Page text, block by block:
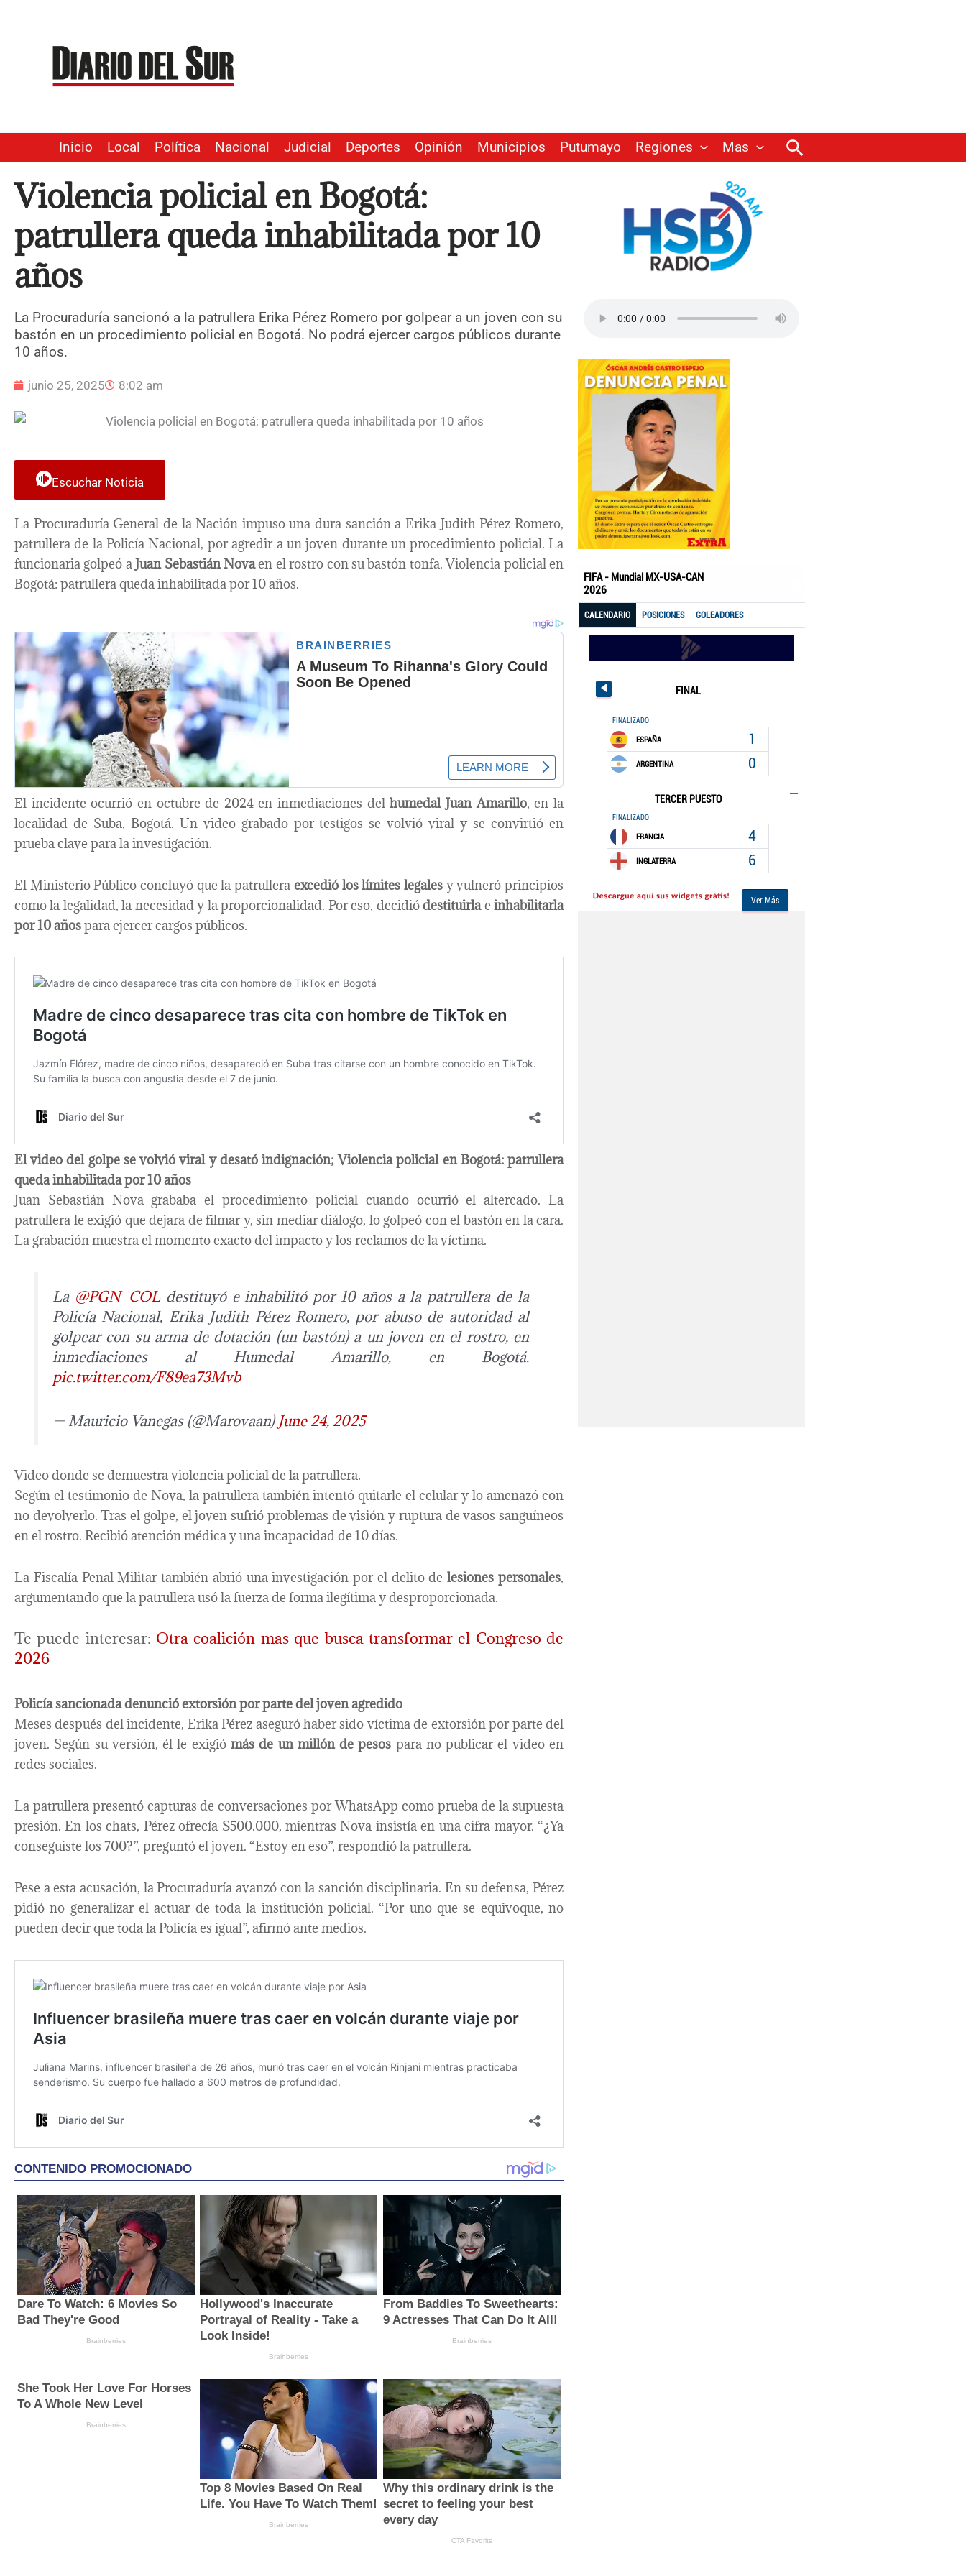
contenido
Inicio Local Política Nacional Judicial Deportes Opinión Municipios Putumayo Regiones Mas Buscar
Violencia policial en Bogotá:
patrullera queda inhabilitada por 10
años
La Procuraduría sancionó a la patrullera Erika Pérez Romero por golpear a un joven con su
bastón en un procedimiento policial en Bogotá. No podrá ejercer cargos públicos durante
10 años.
junio 25, 2025 8:02 am
Escuchar Noticia
La Procuraduría General de la Nación impuso una dura sanción a Erika Judith Pérez Romero,
patrullera de la Policía Nacional, por agredir a un joven durante un procedimiento policial. La
funcionaria golpeó aJuan Sebastián Novaen el rostro con su bastón tonfa. Violencia policial en
Bogotá: patrullera queda inhabilitada por 10 años.
El incidente ocurrió en octubre de 2024 en inmediaciones delhumedal Juan Amarillo, en la
localidad de Suba, Bogotá. Un video grabado por testigos se volvió viral y se convirtió en
prueba clave para la investigación.
El Ministerio Público concluyó que la patrullera excedió los límites legalesy vulneró principios
como la legalidad, la necesidad y la proporcionalidad. Por eso, decidiódestituirlaeinhabilitarla
por 10 añospara ejercer cargos públicos.
El video del golpe se volvió viral y desató indignación; Violencia policial en Bogotá: patrullera
queda inhabilitada por 10 años
Juan Sebastián Nova grababa el procedimiento policial cuando ocurrió el altercado. La
patrullera le exigió que dejara de filmar y, sin mediar diálogo, lo golpeó con el bastón en la cara.
La grabación muestra el momento exacto del impacto y los reclamos de la víctima.
La @PGN_COLdestituyó e inhabilitó por 10 años a la patrullera de la
Policía Nacional, Erika Judith Pérez Romero, por abuso de autoridad al
golpear con su arma de dotación (un bastón) a un joven en el rostro, en
inmediaciones al Humedal Amarillo, en Bogotá.
pic.twitter.com/F89ea73Mvb
— Mauricio Vanegas (@Marovaan) June 24, 2025
Video donde se demuestra violencia policial de la patrullera.
Según el testimonio de Nova, la patrullera también intentó quitarle el celular y lo amenazó con
no devolverlo. Tras el golpe, el joven sufrió problemas de visión y ruptura de vasos sanguíneos
en el rostro. Recibió atención médica y una incapacidad de 10 días.
La Fiscalía Penal Militar también abrió una investigación por el delito delesiones personales,
argumentando que la patrullera usó la fuerza de forma ilegítima y desproporcionada.
Te puede interesar: Otra coalición mas que busca transformar el Congreso de
2026
Policía sancionada denunció extorsión por parte del joven agredido
Meses después del incidente, Erika Pérez aseguró haber sido víctima de extorsión por parte del
joven. Según su versión, él le exigió más de un millón de pesos para no publicar el video en
redes sociales.
La patrullera presentó capturas de conversaciones por WhatsApp como prueba de la supuesta
presión. En los chats, Pérez ofrecía $500.000, mientras Nova insistía en una cifra mayor. “¿Ya
conseguiste los 700?”, preguntó el joven. “Estoy en eso”, respondió la patrullera.
Pese a esta acusación, la Procuraduría avanzó con la sanción disciplinaria. En su defensa, Pérez
pidió no generalizar el actuar de toda la institución policial. “Por uno que se equivoque, no
pueden decir que toda la Policía es igual”, afirmó ante medios.